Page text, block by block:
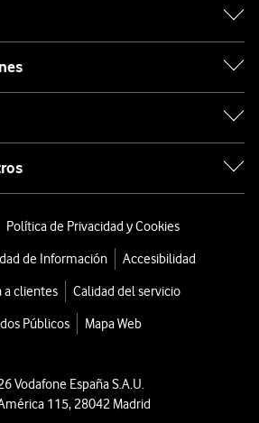
Política de Privacidad y Cookies
de Información
Accesibilidad
a clientes
Calidad del servicio
Públicos
Mapa Web
Vodafone España S.A.U.
115, 28042 Madrid